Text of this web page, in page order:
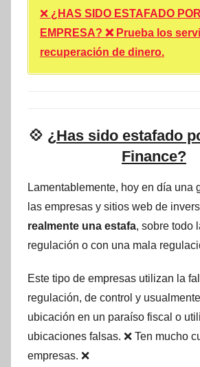
❌ ¿HAS SIDO ESTAFADO
EMPRESA? ❌ Prueba los
recuperación de dinero.
💠 ¿Has sido estafado
Finance?
Lamentablemente, hoy en día una
las empresas y sitios web de
realmente una estafa, sobre todo
regulación o con una mala
Este tipo de empresas utilizan la
regulación, de control y
ubicación en un paraíso fiscal o
ubicaciones falsas. ❌ Ten mucho
empresas. ❌